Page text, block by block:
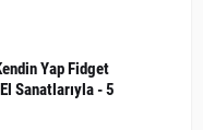
Yap Fidget
Sanatlarıyla - 5